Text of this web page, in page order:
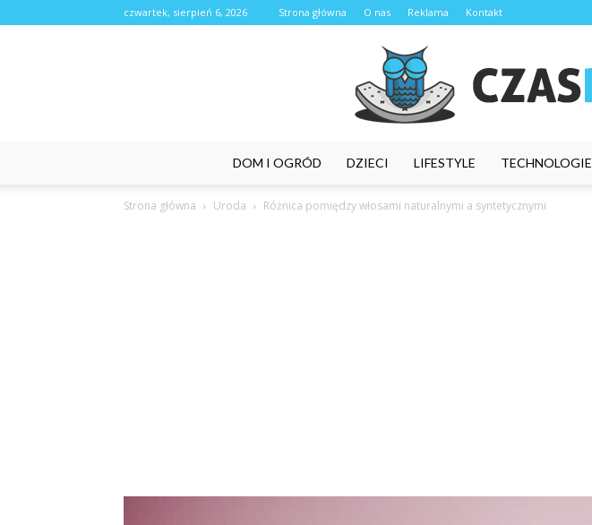
czwartek, sierpień 6, 2026 Strona główna O nas Reklama Kontakt
DOM I OGRÓD DZIECI LIFESTYLE TECHNOLOGIE
Strona główna Uroda Różnica pomiędzy włosami naturalnymi a syntetycznymi